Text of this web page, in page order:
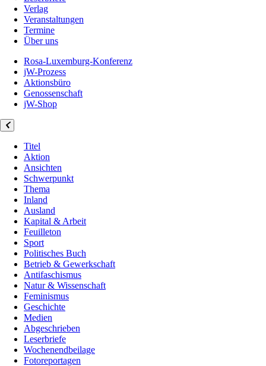
Verlag
Veranstaltungen
Termine
Über uns
Rosa-Luxemburg-Konferenz
jW-Prozess
Aktionsbüro
Genossenschaft
jW-Shop
Titel
Aktion
Ansichten
Schwerpunkt
Thema
Inland
Ausland
Kapital & Arbeit
Feuilleton
Sport
Politisches Buch
Betrieb & Gewerkschaft
Antifaschismus
Natur & Wissenschaft
Feminismus
Geschichte
Medien
Abgeschrieben
Leserbriefe
Wochenendbeilage
Fotoreportagen